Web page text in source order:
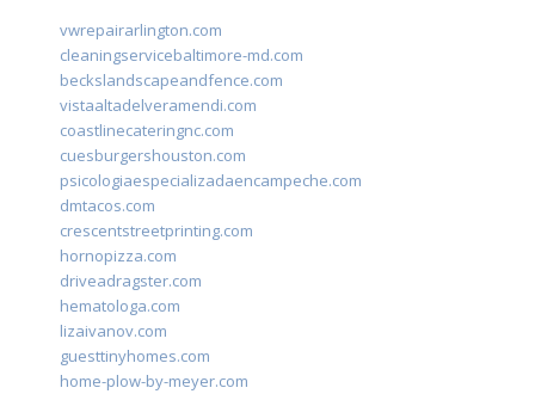
vwrepairarlington.com
cleaningservicebaltimore-md.com
beckslandscapeandfence.com
vistaaltadelveramendi.com
coastlinecateringnc.com
cuesburgershouston.com
psicologiaespecializadaencampeche.com
dmtacos.com
crescentstreetprinting.com
hornopizza.com
driveadragster.com
hematologa.com
lizaivanov.com
guesttinyhomes.com
home-plow-by-meyer.com